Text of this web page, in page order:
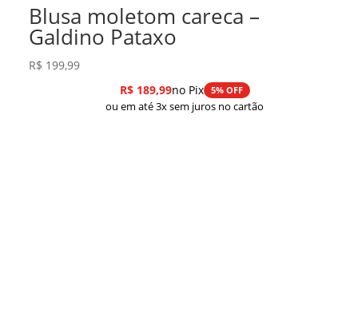
Blusa moletom careca –
Galdino Pataxo
R$ 199,99
R$189,99no Pix 5% OFF
ou em até 3x sem juros no cartão